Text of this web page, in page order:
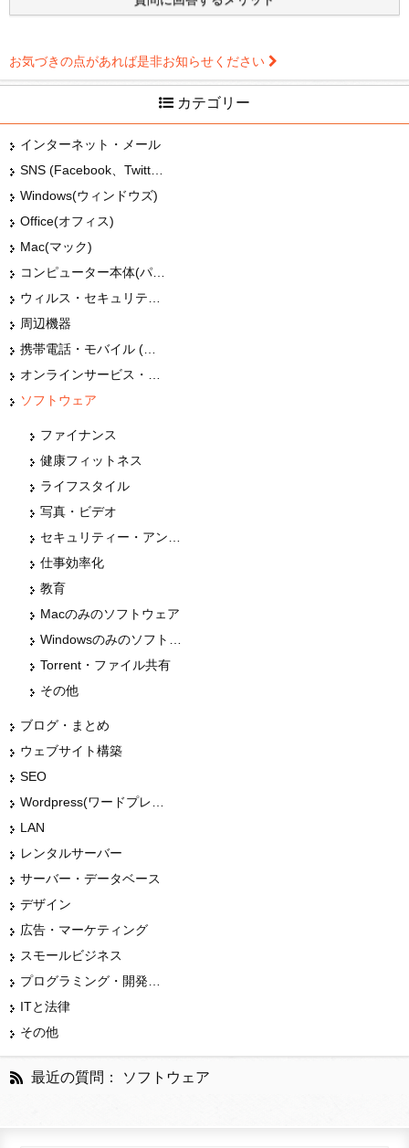
お気づきの点があれば是非お知らせください
カテゴリー
インターネット・メール
Windows(ウィンドウズ)
Office(オフィス)
Mac(マック)
周辺機器
ソフトウェア
ファイナンス
健康フィットネス
ライフスタイル
写真・ビデオ
仕事効率化
教育
Macのみのソフトウェア
Torrent・ファイル共有
その他
ブログ・まとめ
ウェブサイト構築
SEO
LAN
レンタルサーバー
サーバー・データベース
デザイン
広告・マーケティング
スモールビジネス
ITと法律
その他
最近の質問： ソフトウェア